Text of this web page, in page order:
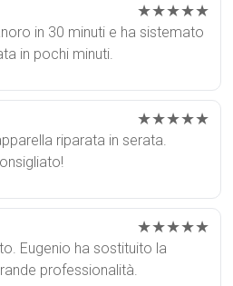
★★★★★
in 30 minuti e ha sistemato
in pochi minuti.
★★★★★
riparata in serata.
★★★★★
Eugenio ha sostituito la
professionalità.